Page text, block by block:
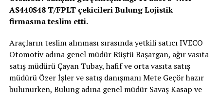
AS440S48 T/FPLT çekicileri Bulung Lojistik
firmasına teslim etti.
Araçların teslim alınması sırasında yetkili satıcı IVECO
Otomotiv adına genel müdür Rüştü Başargan, ağır vasıta
satış müdürü Çayan Tubay, hafif ve orta vasıta satış
müdürü Özer İşler ve satış danışmanı Mete Geçör hazır
bulunurken, Bulung adına genel müdür Savaş Kasap ve